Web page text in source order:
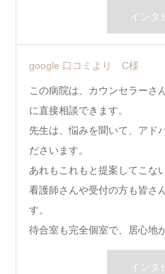
インタ
google 口コミより C様
この病院は、カウンセラーさ
に直接相談できます。
先生は、悩みを聞いて、アド
ださいます。
あれもこれもと提案してこな
看護師さんや受付の方も皆さ
す。
待合室も完全個室で、居心地
インタ